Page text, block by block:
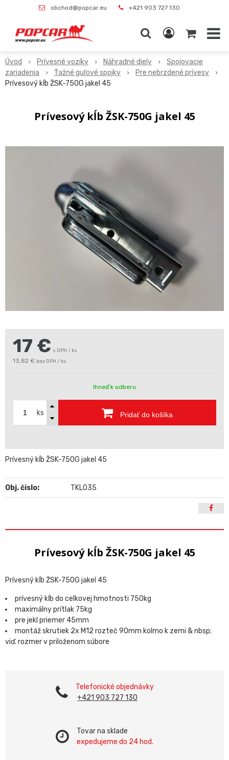
obchod@popcar.eu +421 903 727 130
Úvod Prívesné vozíky Náhradné diely
Spojovacie
zariadenia
Ťažné guľové spojky
Pre nebrzdené prívesy
Prívesový kĺb ŽSK-750G jakel 45
Prívesový kĺb ŽSK-750G jakel 45
17 € s DPH / ks
13,82 € bez DPH / ks
Ihneď k odberu
ks Pridať do košíka
Prívesný kĺb ŽSK-750G jakel 45
Obj. čislo: TKL035
Prívesový kĺb ŽSK-750G jakel 45
Prívesný kĺb ŽSK-750G jakel 45
prívesný kĺb do celkovej hmotnosti 750kg
maximálny prítlak 75kg
pre jekl priemer 45mm
montáž skrutiek 2x M12 rozteč 90mm kolmo k zemi & nbsp;
viď. rozmer v priloženom súbore
Telefonické objednávky
+421 903 727 130
Tovar na sklade
expedujeme do 24 hod.